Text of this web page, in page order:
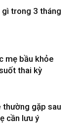
gì trong 3 tháng
mẹ bầu khỏe
thai kỳ
thường gặp sau
cần lưu ý